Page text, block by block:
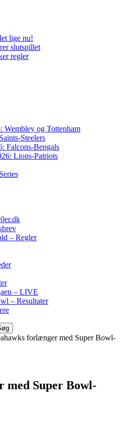
lige nu!
slutspillet
regler
Wembley og Tottenham
Steelers
Falcons-Bengals
Lions-Patriots
– Regler
– LIVE
– Resultater
forlænger med Super Bowl-
med Super Bowl-